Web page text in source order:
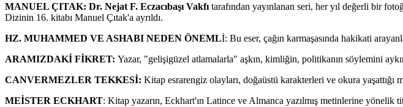
MANUEL ÇITAK: Dr. Nejat F. Eczacıbaşı Vakfı tarafından yayınlanan seri, her yıl değerli bir
Dizinin 16. kitabı Manuel Çıtak'a ayrıldı.
HZ. MUHAMMED VE ASHABI NEDEN ÖNEMLİ: Bu eser, çağın karmaşasında hakikati
ARAMIZDAKİ FİKRET: Yazar, "gelişigüzel atlamalarla" aşkın, kimliğin, politikanın söylemini
CANVERMEZLER TEKKESİ: Kitap esrarengiz olayları, doğaüstü karakterleri ve okura
MEİSTER ECKHART: Kitap yazarın, Eckhart'ın Latince ve Almanca yazılmış metinlerine yönelik